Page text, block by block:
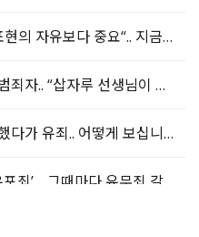
5년 전 헌재 “체면이 표현의 자유보다 중요“.. 지금은?
댓글조작 고발했다가 범죄자.. “삽자루 선생님이 이겼다”
남자친구 성폭력 폭로했다가 유죄.. 어떻게 보십니까